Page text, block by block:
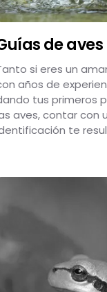
de aves
si eres un
años de
tus primeros
aves, contar con
te